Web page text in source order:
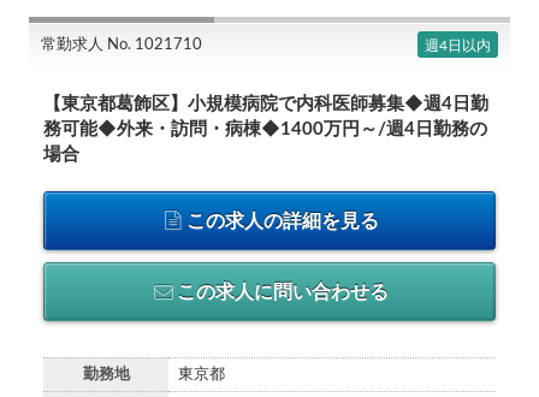
常勤求人 No. 1021710 週4日以内
【東京都葛飾区】小規模病院で内科医師募集◆週4日勤
務可能◆外来・訪問・病棟◆1400万円～/週4日勤務の
場合
この求人の詳細を見る
この求人に問い合わせる
勤務地 東京都